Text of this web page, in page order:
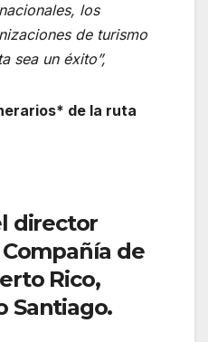
los
de turismo
sea un éxito”,
de la ruta
director
de
Rico,
Santiago.